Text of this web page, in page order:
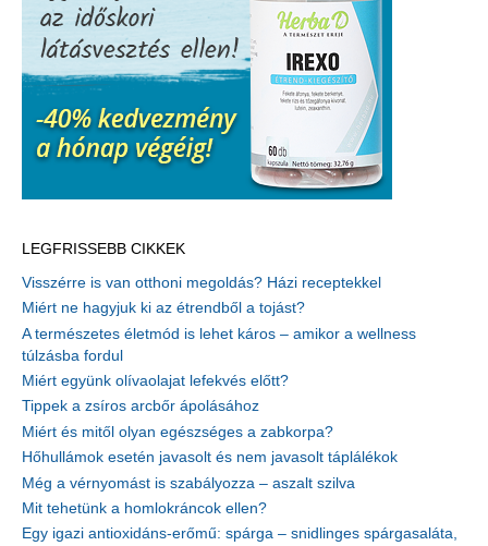
LEGFRISSEBB CIKKEK
Visszérre is van otthoni megoldás? Házi receptekkel
Miért ne hagyjuk ki az étrendből a tojást?
A természetes életmód is lehet káros – amikor a wellness
túlzásba fordul
Miért együnk olívaolajat lefekvés előtt?
Tippek a zsíros arcbőr ápolásához
Miért és mitől olyan egészséges a zabkorpa?
Hőhullámok esetén javasolt és nem javasolt táplálékok
Még a vérnyomást is szabályozza – aszalt szilva
Mit tehetünk a homlokráncok ellen?
Egy igazi antioxidáns-erőmű: spárga – snidlinges spárgasaláta,